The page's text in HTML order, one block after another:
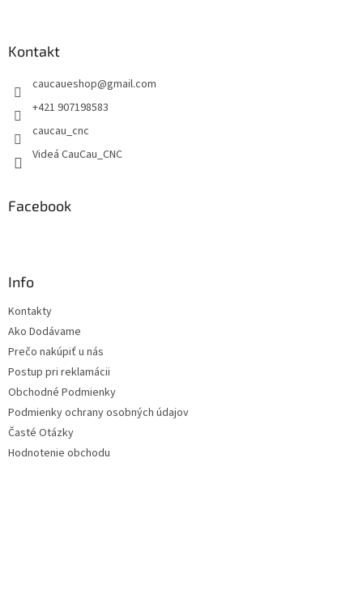
Kontakt
caucaueshop@gmail.com
+421 907198583
caucau_cnc
Videá CauCau_CNC
Facebook
Info
Kontakty
Ako Dodávame
Prečo nakúpiť u nás
Postup pri reklamácii
Obchodné Podmienky
Podmienky ochrany osobných údajov
Časté Otázky
Hodnotenie obchodu